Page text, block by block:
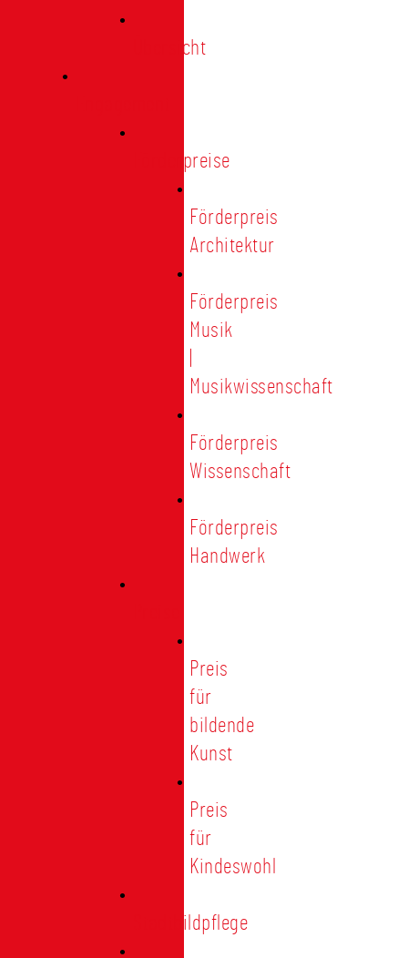
Übersicht
Förderpreise
Förderpreis
Architektur
Förderpreis
Musik
Musikwissenschaft
Förderpreis
Wissenschaft
Förderpreis
Handwerk
Preis
für
bildende
Kunst
Preis
für
Kindeswohl
Stadtbildpflege